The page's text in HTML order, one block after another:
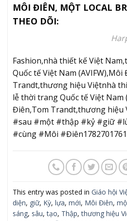
YẾU TỐ LẠ
nền tảng
luôn là tiên
MÔI ĐIÊN, MỘT LOCAL
THEO DÕI:
Fashion,nhà thiết kế Việt
Quốc tế Việt Nam (AVIFW),Môi
Trandt,thương hiệu Việtnhà
lễ thời trang Quốc tế Việt Nam
Điên,Tom Trandt,thương hiệu
#sau #một #thập #kỷ #giữ
#cùng #Môi #Điên1782701761